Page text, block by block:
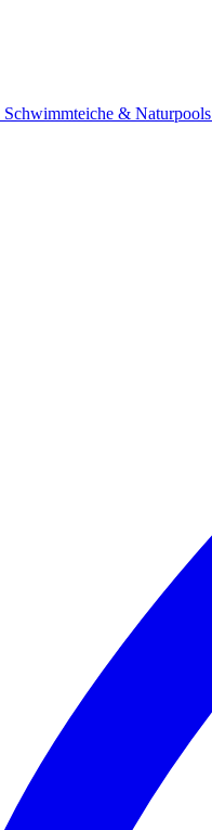
Schwimmteiche & Naturpools